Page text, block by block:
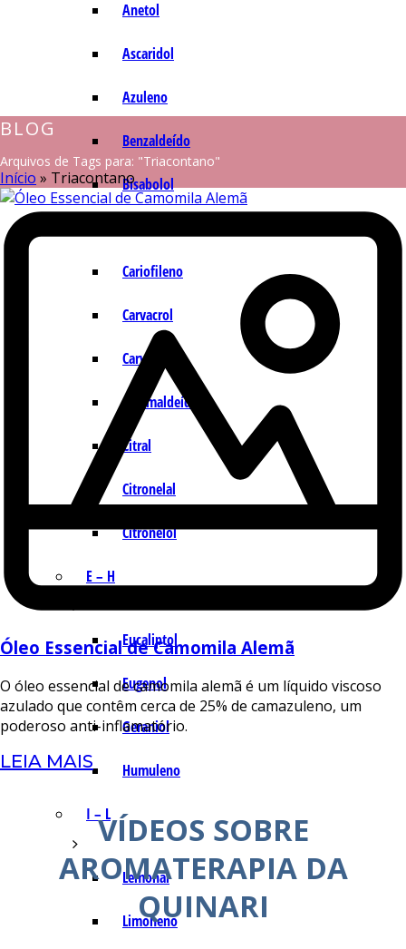
Anetol
Ascaridol
Azuleno
Benzaldeído
Bisabolol
Cariofileno
Carvacrol
Carvona
Cinamaldeído
Citral
Citronelal
Citronelol
E – H
Eucaliptol
Eugenol
Geraniol
Humuleno
I – L
Lemonal
Limoneno
BLOG
Arquivos de Tags para: "Triacontano"
Início » Triacontano
Óleo Essencial de Camomila Alemã
O óleo essencial de camomila alemã é um líquido viscoso
azulado que contêm cerca de 25% de camazuleno, um
poderoso anti-inflamatório.
LEIA MAIS
VÍDEOS SOBRE
AROMATERAPIA DA
QUINARI